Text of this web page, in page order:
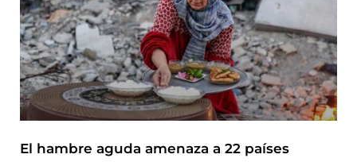
El hambre aguda amenaza a 22 países